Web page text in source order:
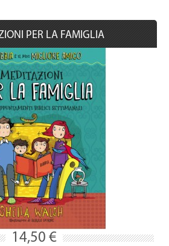
PER LA FAMIGLIA
14,50 €